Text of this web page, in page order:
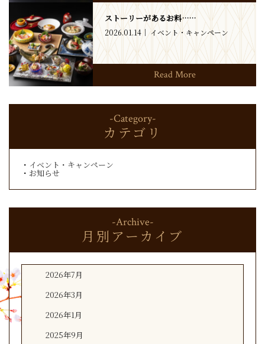
ストーリーがあるお料……
2026.01.14 イベント・キャンペーン
Read More
-Category-
カテゴリ
イベント・キャンペーン
お知らせ
-Archive-
月別アーカイブ
2026年7月
2026年3月
2026年1月
2025年9月